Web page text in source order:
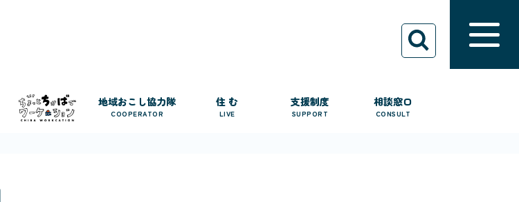
地域おこし協力隊
COOPERATOR
住 む
LIVE
支援制度
SUPPORT
相談窓口
CONSULT